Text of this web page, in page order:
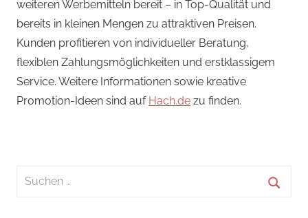
weiteren Werbemitteln bereit – in Top-Qualität und
bereits in kleinen Mengen zu attraktiven Preisen.
Kunden profitieren von individueller Beratung,
flexiblen Zahlungsmöglichkeiten und erstklassigem
Service. Weitere Informationen sowie kreative
Promotion-Ideen sind auf Hach.de zu finden.
Suchen